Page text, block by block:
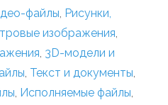
файлы, Рисунки,
изображения,
, 3D-модели и
, Текст и документы,
, Исполняемые файлы,